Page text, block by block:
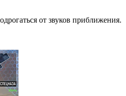
от звуков приближения.